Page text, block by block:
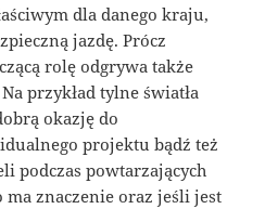
dla danego kraju,
jazdę. Prócz
rolę odgrywa także
przykład tylne światła
okazję do
projektu bądź też
podczas powtarzających
znaczenie oraz jeśli jest